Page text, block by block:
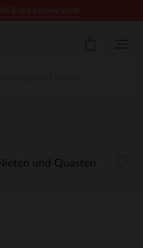
und Quasten